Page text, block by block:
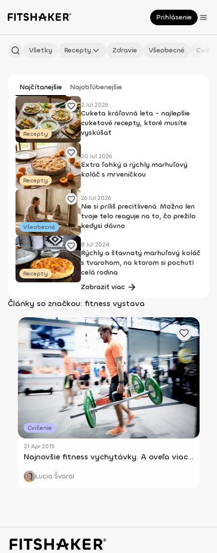
Prihlásenie
Všetky Recepty Zdravie Všeobecné
Najčítanejšie Najobľúbenejšie
Recepty
2 Júl 2026
Cuketa kráľovná leta - najlepšie
cuketové recepty, ktoré musíte
vyskúšať
Recepty
20 Júl 2026
Extra ľahký a rýchly marhuľový
koláč s mrveničkou
Všeobecné
26 Júl 2026
Nie si príliš precitlivená. Možno len
tvoje telo reaguje na to, čo prežilo
kedysi dávno
Recepty
8 Júl 2024
Rýchly a šťavnatý marhuľový koláč
s tvarohom, na ktorom si pochutí
celá rodina
Zobraziť viac
Články so značkou: fitness vystava
Cvičenie
21 Apr 2015
Najnovšie fitness vychytávky. A oveľa viac...
Lucia Švaral